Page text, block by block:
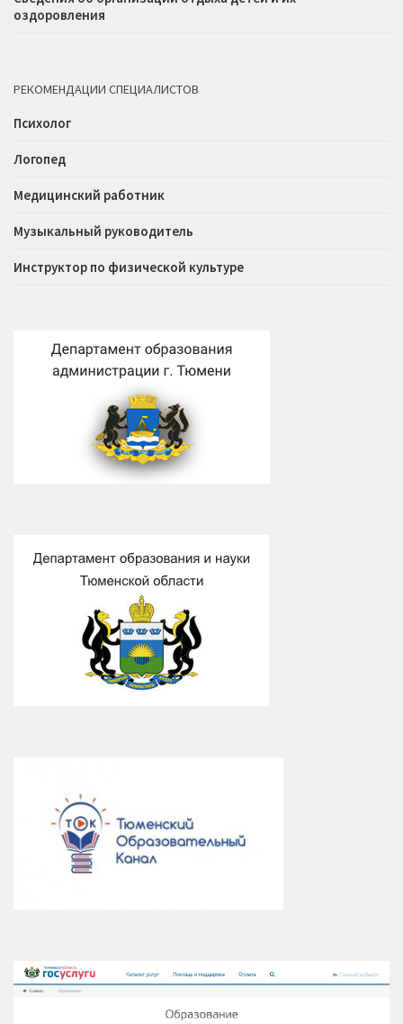
оздоровления
РЕКОМЕНДАЦИИ СПЕЦИАЛИСТОВ
Психолог
Логопед
Медицинский работник
Музыкальный руководитель
Инструктор по физической культуре